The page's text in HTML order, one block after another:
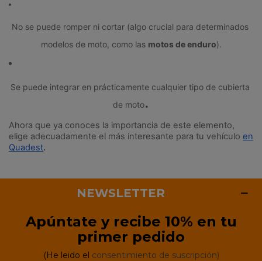
No se puede romper ni cortar (algo crucial para determinados
modelos de moto, como las motos de enduro).
Se puede integrar en prácticamente cualquier tipo de cubierta
de moto.
Ahora que ya conoces la importancia de este elemento,
elige adecuadamente el más interesante para tu vehículo en
Quadest.
NEWSLETTER
Apúntate y recibe 10% en tu
primer pedido
(He leido el consentimiento de suscripción)